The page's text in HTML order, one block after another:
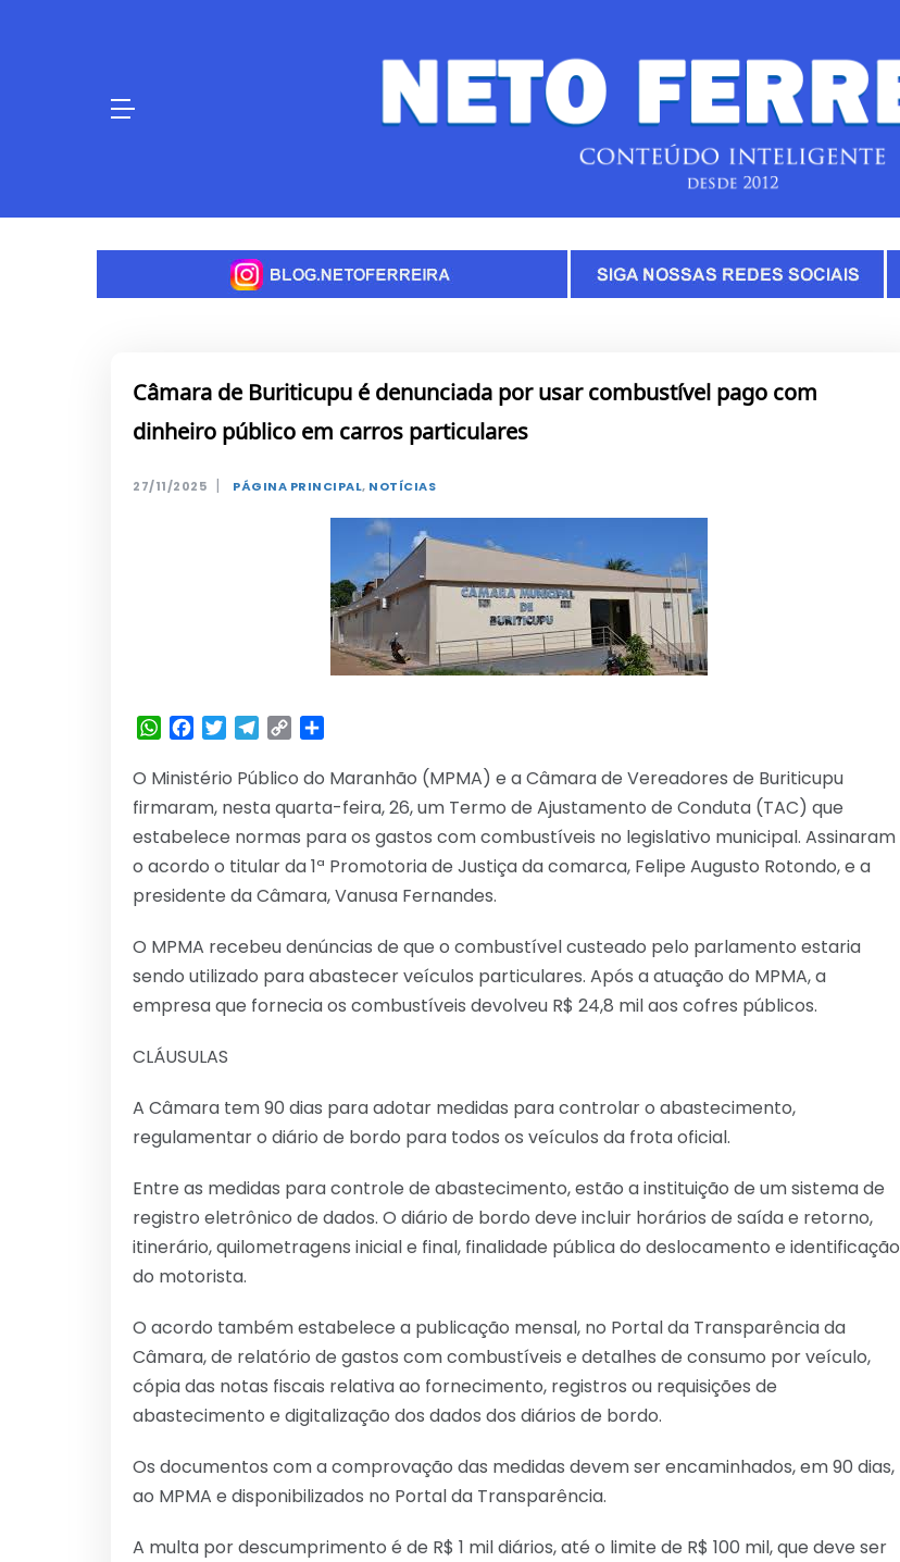
Câmara de Buriticupu é denunciada por usar combustível pago com
dinheiro público em carros particulares
27/11/2025 | PÁGINA PRINCIPAL, NOTÍCIAS
WhatsApp
Facebook
TwitterTelegram
Copy
O Ministério Público do Maranhão (MPMA) e a Câmara de Vereadores de Buriticupu
firmaram, nesta quarta-feira, 26, um Termo de Ajustamento de Conduta (TAC) que
estabelece normas para os gastos com combustíveis no legislativo municipal. Assinaram
o acordo o titular da 1ª Promotoria de Justiça da comarca, Felipe Augusto Rotondo, e a
presidente da Câmara, Vanusa Fernandes.
O MPMA recebeu denúncias de que o combustível custeado pelo parlamento estaria
sendo utilizado para abastecer veículos particulares. Após a atuação do MPMA, a
empresa que fornecia os combustíveis devolveu R$ 24,8 mil aos cofres públicos.
CLÁUSULAS
A Câmara tem 90 dias para adotar medidas para controlar o abastecimento,
regulamentar o diário de bordo para todos os veículos da frota oficial.
Entre as medidas para controle de abastecimento, estão a instituição de um sistema de
registro eletrônico de dados. O diário de bordo deve incluir horários de saída e retorno,
itinerário, quilometragens inicial e final, finalidade pública do deslocamento e identificação
do motorista.
O acordo também estabelece a publicação mensal, no Portal da Transparência da
Câmara, de relatório de gastos com combustíveis e detalhes de consumo por veículo,
cópia das notas fiscais relativa ao fornecimento, registros ou requisições de
abastecimento e digitalização dos dados dos diários de bordo.
Os documentos com a comprovação das medidas devem ser encaminhados, em 90 dias,
ao MPMA e disponibilizados no Portal da Transparência.
A multa por descumprimento é de R$ 1 mil diários, até o limite de R$ 100 mil, que deve ser